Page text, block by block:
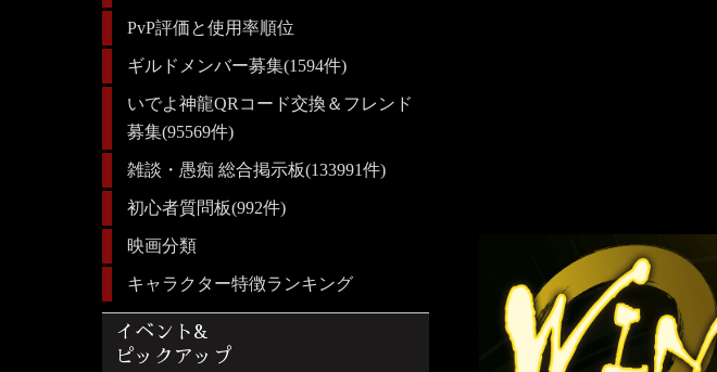
PvP評価と使用率順位
ギルドメンバー募集(1594件)
いでよ神龍QRコード交換＆フレンド
募集(95569件)
雑談・愚痴 総合掲示板(133991件)
初心者質問板(992件)
映画分類
キャラクター特徴ランキング
イベント&
ピックアップ